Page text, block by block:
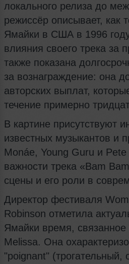
локального релиза до
режиссёр описывает, как
Ямайки в США в 1996
влияния своего трека
также показана
за вознаграждение: она
авторских выплат,
течение примерно
В картине присутствуют
известных музыкантов и
Monáe, Young Guru и
важности трека «Bam
сцены и его роли в
Директор фестиваля
Robinson отметила
Ямайки время,
Melissa. Она
"poignant" (трогательный,